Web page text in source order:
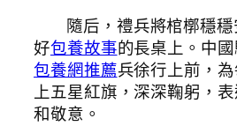
隨后，禮兵將棺槨穩
好包養故事的長桌上。中
包養網推薦兵徐行上前，
上五星紅旗，深深鞠躬，
和敬意。